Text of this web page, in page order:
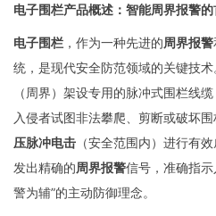
电子围栏产品概述：智能周界报警
电子围栏 ，作为一种先进的周界报警
统，是现代安全防范领域的关键技
（周界）架设专用的脉冲式围栏线
入侵者试图非法攀爬、剪断或破坏
压脉冲电击 （安全范围内）进行有
发出精确的周界报警信号，准确指
警为辅”的主动防御理念。